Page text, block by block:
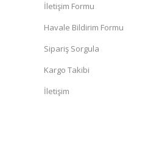
İletişim Formu
Havale Bildirim Formu
Sipariş Sorgula
Kargo Takibi
İletişim